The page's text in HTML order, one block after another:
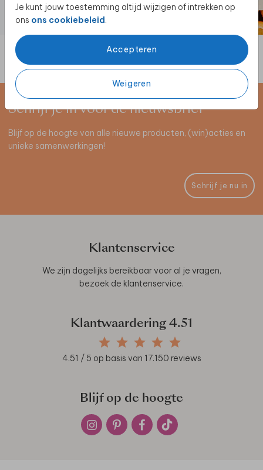
Je kunt jouw toestemming altijd wijzigen of intrekken op
ons ons cookiebeleid.
Accepteren
Weigeren
Schrijf je in voor de nieuwsbrief
Blijf op de hoogte van alle nieuwe producten, (win)acties en
unieke samenwerkingen!
Schrijf je nu in
Klantenservice
We zijn dagelijks bereikbaar voor al je vragen,
bezoek de klantenservice.
Klantwaardering 4.51
4.51 / 5 op basis van 17.150 reviews
Blijf op de hoogte